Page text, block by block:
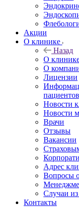
Акции
О клинике
Назад
О
О
Лицензии
Новости
Новости
Врачи
Отзывы
Вакансии
Адрес
Вопросы
Случаи
Контакты